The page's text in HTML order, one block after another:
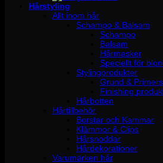
Hårstyling
Allt inom hår
Schampo & Balsam
Schampo
Balsam
Hårmasker
Speciellt för
Stylingprodukter
Grund & Primers
Finishing
Hårbotten
Hårtillbehör
Borstar och Kammar
Klämmor & Clips
Hårsnoddar
Hårdekorationer
Varumärken hår